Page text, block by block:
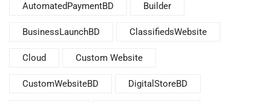
AutomatedPaymentBD Builder
BusinessLaunchBD ClassifiedsWebsite
Cloud Custom Website
CustomWebsiteBD DigitalStoreBD